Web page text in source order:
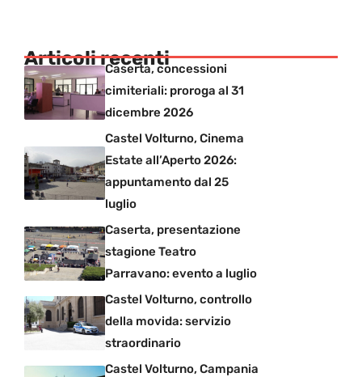
Articoli recenti
Caserta, concessioni
cimiteriali: proroga al 31
dicembre 2026
Castel Volturno, Cinema
Estate all’Aperto 2026:
appuntamento dal 25
luglio
Caserta, presentazione
stagione Teatro
Parravano: evento a luglio
Castel Volturno, controllo
della movida: servizio
straordinario
Castel Volturno, Campania